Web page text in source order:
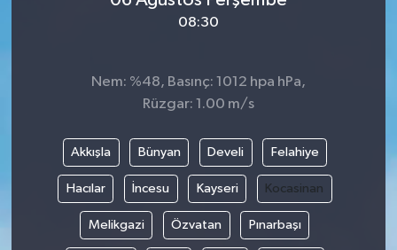
08:30
Nem: %48, Basınç: 1012 hpa hPa,
Rüzgar: 1.00 m/s
Akkışla Bünyan Develi Felahiye
Hacılar İncesu Kayseri Kocasinan
Melikgazi Özvatan Pınarbaşı